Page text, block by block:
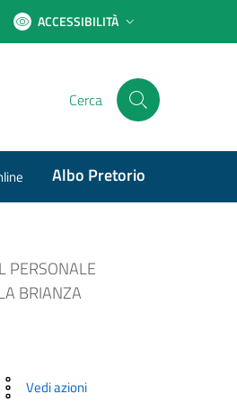
ACCESSIBILITÀ
Cerca
Albo Pretorio
PERSONALE
BRIANZA
Vedi azioni